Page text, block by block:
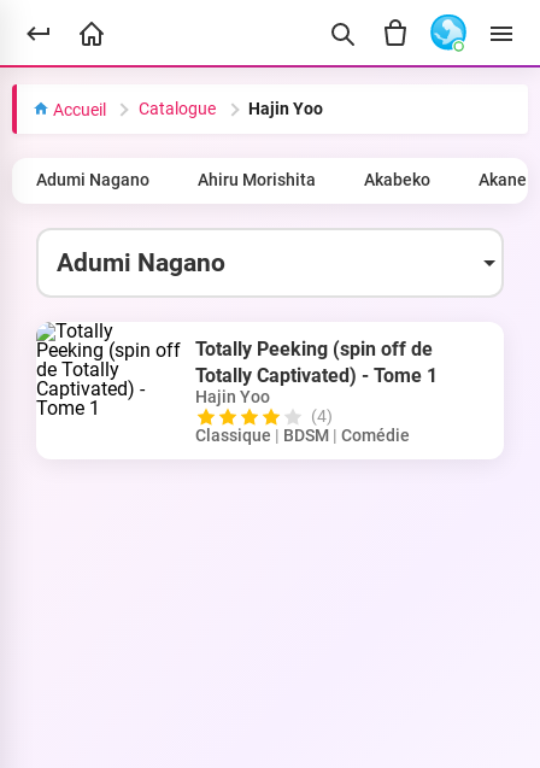
Accueil Catalogue Hajin Yoo
Adumi Nagano Ahiru Morishita Akabeko Akane
Totally Peeking (spin off de
Totally Captivated) - Tome 1
Hajin Yoo
(4)
Classique | BDSM | Comédie